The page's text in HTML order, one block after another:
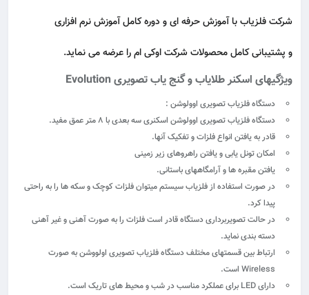
شرکت فلزیاب با آموزش حرفه ای و دوره کامل آموزش نرم افزاری
و پشتیبانی کامل محصولات شرکت اوکی ام را عرضه می نماید.
ویژگیهای اسکنر طلایاب و گنج یاب تصویری Evolution
دستگاه فلزیاب تصویری اوولوشن :
دستگاه فلزیاب تصویری اوولوشن اسکنری سه بعدی با ۸ متر عمق مفید.
قادر به یافتن انواع فلزات و تفکیک آنها.
امکان تونل یابی و یافتن راهروهای زیر زمینی
یافتن مقبره ها و آرامگاههای باستانی.
در صورت استفاده از فلزیاب سیستم میتوان فلزات کوچک و سکه ها را به راحتی
پیدا کرد.
در حالت تصویربرداری دستگاه قادر است فلزات را به صورت آهنی و غیر آهنی
دسته بندی نماید.
ارتباط بین قسمتهای مختلف دستگاه فلزیاب تصویری اولووشن به صورت
Wireless است.
دارای LED برای عملکرد مناسب در شب و محیط های تاریک است.